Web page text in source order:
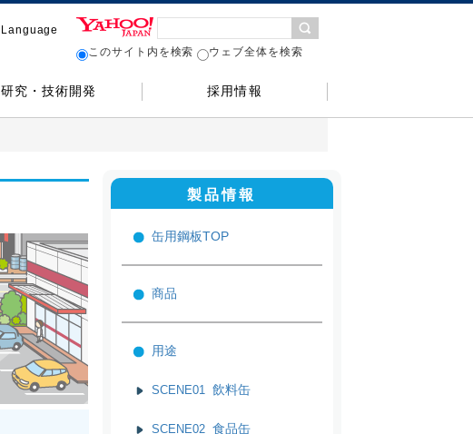
Language
このサイト内を検索
ウェブ全体を検索
研究・技術開発 採用情報
製品情報
缶用鋼板TOP
商品
用途
SCENE01 飲料缶
SCENE02 食品缶